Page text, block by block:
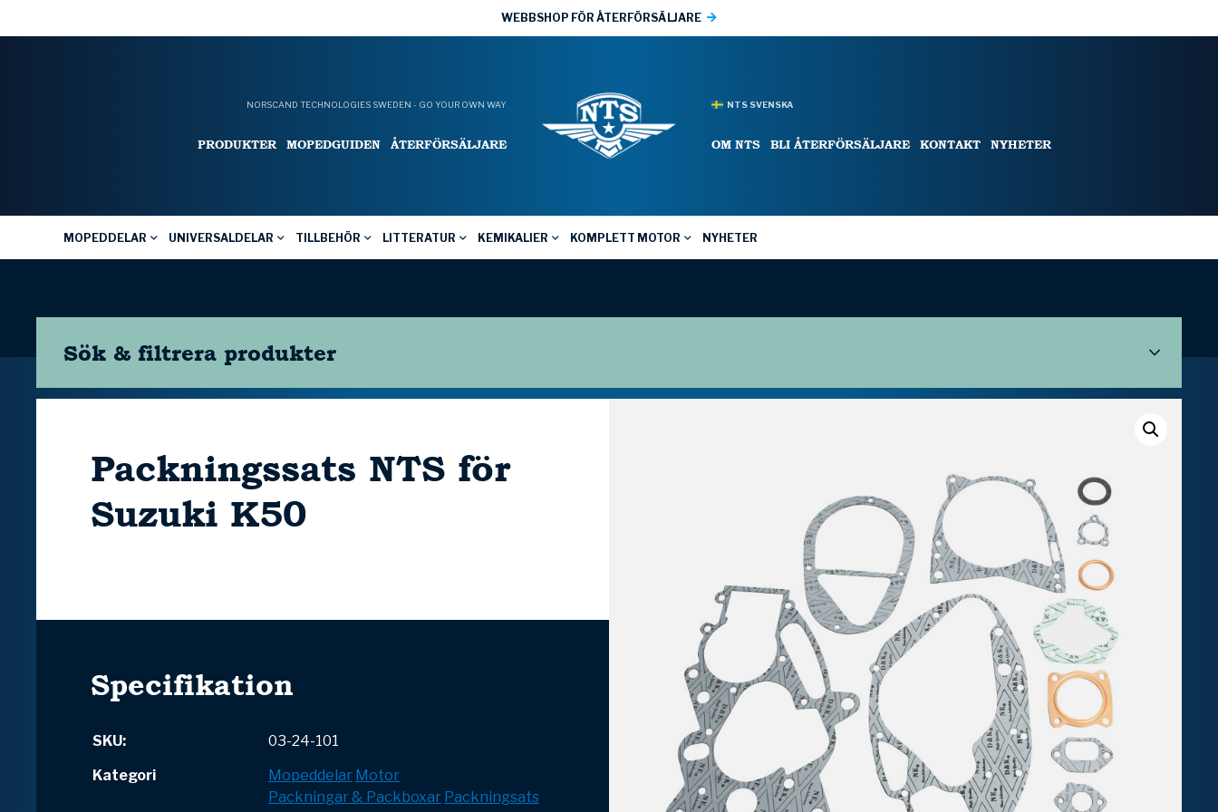
WEBBSHOP FÖR ÅTERFÖRSÄLJARE
NORSCAND TECHNOLOGIES SWEDEN - GO YOUR OWN WAY
PRODUKTER MOPEDGUIDEN ÅTERFÖRSÄLJARE
NTS SVENSKA
OM NTS BLI ÅTERFÖRSÄLJARE KONTAKT NYHETER
MOPEDDELAR UNIVERSALDELAR TILLBEHÖR LITTERATUR KEMIKALIER KOMPLETT MOTOR NYHETER
Sök & filtrera produkter
Packningssats NTS för
Suzuki K50
Specifikation
SKU:
03-24-101
Kategori
Mopeddelar Motor
Packningar & Packboxar Packningsats